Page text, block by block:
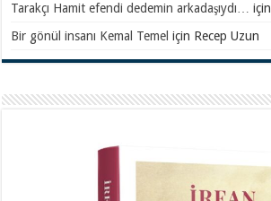
Tarakçı Hamit efendi dedemin arkadaşıydı… için
Bir gönül insanı Kemal Temel için Recep Uzun